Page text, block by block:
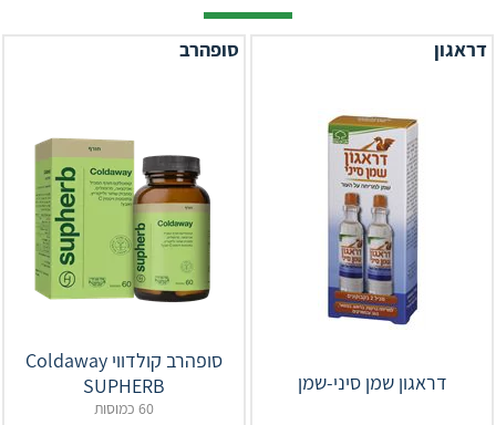
דראגון
דראגון שמן סיני-שמן
סופהרב
סופהרב קולדווי Coldaway
SUPHERB
60 כמוסות